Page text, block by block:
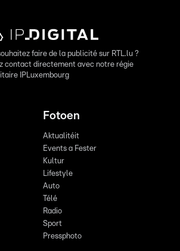
faire de la publicité sur RTL.lu ?
contact directement avec notre régie
IPLuxembourg
Fotoen
Aktualitéit
Events a Fester
Kultur
Lifestyle
Auto
Télé
Radio
Sport
Pressphoto